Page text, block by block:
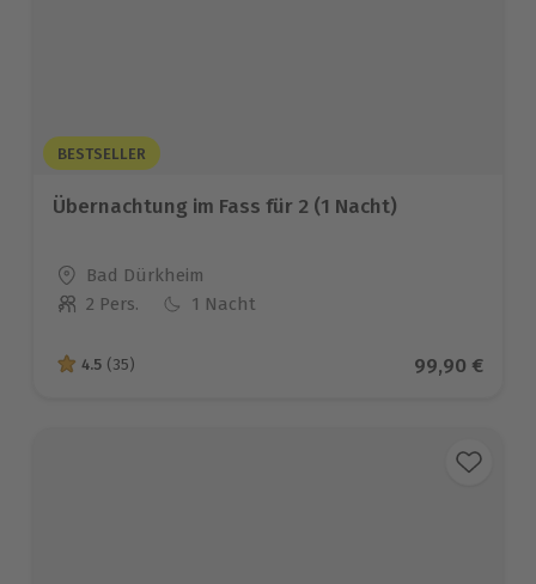
BESTSELLER
Übernachtung im Fass für 2 (1 Nacht)
Standort
Bad Dürkheim
Anzahl der Teilnehmer
2 Pers. 1 Nacht
4.5 von 5 Sternen basierend auf 35 Bewertungen
4.5 (35) Aktueller
99,90 €